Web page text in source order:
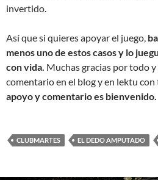
invertido.
Así que si quieres apoyar el juego,
menos uno de estos casos y lo
con vida. Muchas gracias por todo
comentario en el blog y en lektu
apoyo y comentario es bienvenido.
CLUBMARTES EL DEDO AMPUTADO